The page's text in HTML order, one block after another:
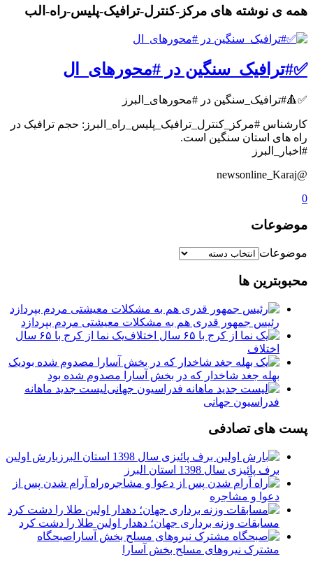
همه ی نوشته های مرکز-کنترل-ترافیک-پلیس-راه-الب
✅#ترافیک_سنگین در #محورهای_ال
✅🔺#ترافیک_سنگین در #محورهای_البرز
کارشناس #مرکز_کنترل_ترافیک_پلیس_راه_البرز: حجم ترافیک در
راه های استان سنگین است.
#اخبار_البرز
@newsonline_Karaj
0
موضوعات
موضوعات
محبوبترین ها
رئیس جمهور قدری هم به مشکلات معیشتی مردم بپردازد
یک نما از کرج با ۶۵ سال
اختلاف
یک
بهله جغد شاخدار که در بخش آسارا مصدوم شده بود
لیست جدید ماهانه
فدراسیون جهانی
پست های تصادفی
بارش اولین
برف پائیزی سال 1398 استان البرز
راه آرام شدن پس از
دعوا و مشاجره
مسابقات وزنه برداری جهان؛ دهدار اولین طلا را دشت کرد
صبحگاه
مشترک نیروهای مسلح بخش آسارا